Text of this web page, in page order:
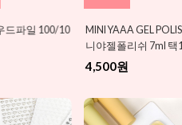
MINI YAAA GEL POLISH 미
니야젤폴리쉬 7ml 택1 - 여
하와이안
800원